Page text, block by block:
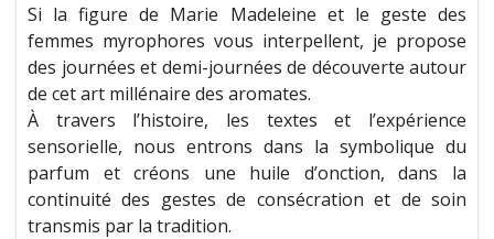
Si la figure de Marie Madeleine et le geste des
femmes myrophores vous interpellent, je propose
des journées et demi-journées de découverte autour
de cet art millénaire des aromates.
À travers l’histoire, les textes et l’expérience
sensorielle, nous entrons dans la symbolique du
parfum et créons une huile d’onction, dans la
continuité des gestes de consécration et de soin
transmis par la tradition.